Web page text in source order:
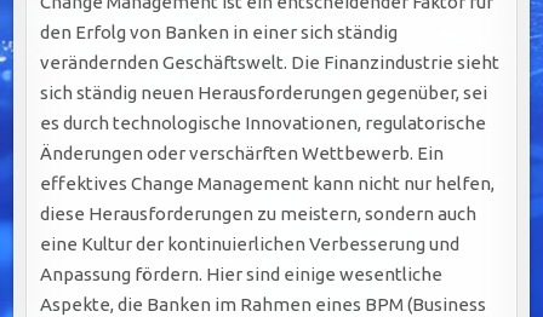
den Erfolg von Banken in einer sich ständig
verändernden Geschäftswelt. Die Finanzindustrie sieht
sich ständig neuen Herausforderungen gegenüber, sei
es durch technologische Innovationen, regulatorische
Änderungen oder verschärften Wettbewerb. Ein
effektives Change Management kann nicht nur helfen,
diese Herausforderungen zu meistern, sondern auch
eine Kultur der kontinuierlichen Verbesserung und
Anpassung fördern. Hier sind einige wesentliche
Aspekte, die Banken im Rahmen eines BPM (Business